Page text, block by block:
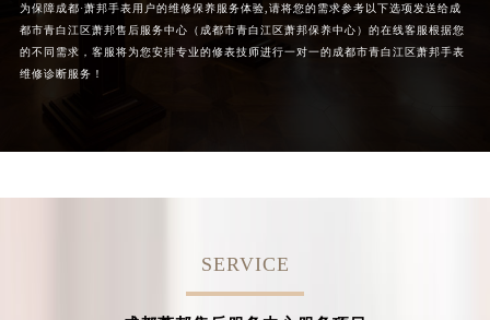
为保障成都·萧邦手表用户的维修保养服务体验,请将您的需求参考以下选项发送给成
都市青白江区萧邦售后服务中心（成都市青白江区萧邦保养中心）的在线客服根据您
的不同需求，客服将为您安排专业的修表技师进行一对一的成都市青白江区萧邦手表
维修诊断服务！
SERVICE